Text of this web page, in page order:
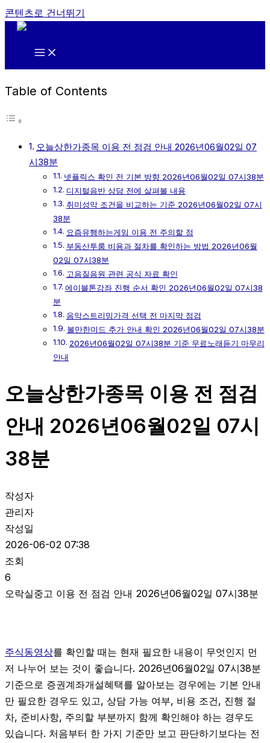
콘텐츠로 건너뛰기
Table of Contents
오늘상한가종목 이용 전 점검 안내 2026년06월02일 07
시38분
넷플릭스 확인 전 기본 방향 2026년06월02일 07시38분
디지털음반 상담 전에 살펴볼 내용
취미성악 조건을 비교하는 기준 2026년06월02일 07시
38분
요즘유행하는게임 이용 전 주의할 점
부동산투룸 비용과 절차를 확인하는 방법 2026년06월
02일 07시38분
고음질음원 관련 공식 자료 확인
에이블톤강좌 진행 순서 확인 2026년06월02일 07시38
분
음악스트리밍가격 선택 전 마지막 점검
볼만한미드 추가 안내 확인 2026년06월02일 07시38분
2026년06월02일 07시38분 기준 무료노래듣기 마무리
안내
오늘상한가종목 이용 전 점검
안내 2026년06월02일 07시
38분
작성자
관리자
작성일
2026-06-02 07:38
조회
6
오락실중고 이용 전 점검 안내 2026년06월02일 07시38분
주식동영상를 확인할 때는 현재 필요한 내용이 무엇인지 먼
저 나누어 보는 것이 좋습니다. 2026년06월02일 07시38분
기준으로 증권계좌개설혜택를 알아보는 경우에는 기본 안내
만 필요한 경우도 있고, 상담 가능 여부, 비용 조건, 진행 절
차, 준비사항, 주의할 부분까지 함께 확인해야 하는 경우도
있습니다. 처음부터 한 가지 기준만 보고 판단하기보다는 전